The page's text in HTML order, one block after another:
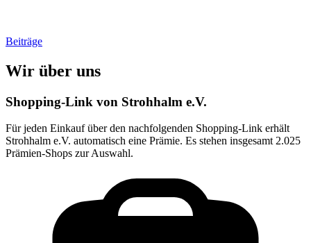
Beiträge
Wir über uns
Shopping-Link von Strohhalm e.V.
Für jeden Einkauf über den nachfolgenden Shopping-Link erhält
Strohhalm e.V. automatisch eine Prämie. Es stehen insgesamt 2.025
Prämien-Shops zur Auswahl.